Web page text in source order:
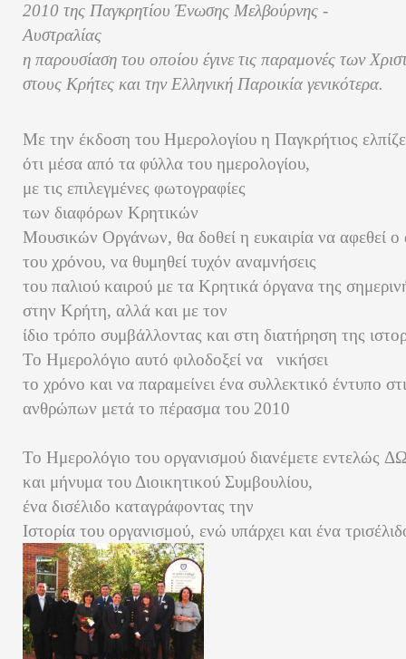
2010 της Παγκρητίου Ένωσης Μελβούρνης -
Αυστραλίας
η παρουσίαση του οποίου έγινε τις παραμονές των
στους Κρήτες και την Ελληνική Παροικία γενικότερα.
Με την έκδοση του Ημερολογίου η Παγκρήτιος
ότι μέσα από τα φύλλα του ημερολογίου,
με τις επιλεγμένες φωτογραφίες
των διαφόρων Κρητικών
Μουσικών Οργάνων, θα δοθεί η ευκαιρία να αφεθεί
του χρόνου, να θυμηθεί τυχόν αναμνήσεις
του παλιού καιρού με τα Κρητικά όργανα της
στην Κρήτη, αλλά και με τον
ίδιο τρόπο συμβάλλοντας και στη διατήρηση της
Το Ημερολόγιο αυτό φιλοδοξεί να νικήσει
το χρόνο και να παραμείνει ένα συλλεκτικό έντυπο
ανθρώπων μετά το πέρασμα του 2010
Το Ημερολόγιο του οργανισμού διανέμετε εντελώς
και μήνυμα του Διοικητικού Συμβουλίου,
ένα δισέλιδο καταγράφοντας την
Ιστορία του οργανισμού, ενώ υπάρχει και ένα